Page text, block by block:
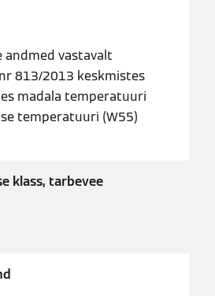
vastavalt
813/2013 keskmistes
madala temperatuuri
temperatuuri (W55)
klass, tarbevee